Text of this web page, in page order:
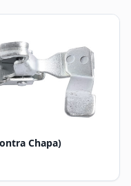
Chapa)